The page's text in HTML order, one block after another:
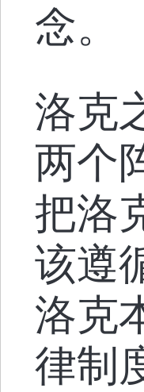
念。
洛克
两个
把洛
该遵
洛克
律制